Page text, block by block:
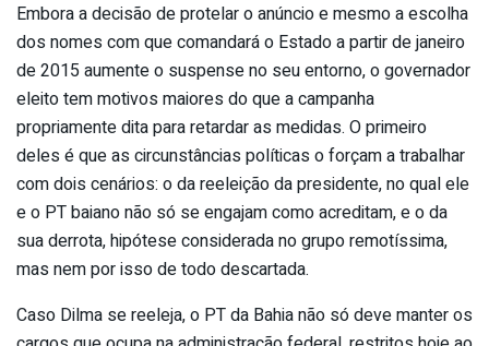
Embora a decisão de protelar o anúncio e mesmo a escolha
dos nomes com que comandará o Estado a partir de janeiro
de 2015 aumente o suspense no seu entorno, o governador
eleito tem motivos maiores do que a campanha
propriamente dita para retardar as medidas. O primeiro
deles é que as circunstâncias políticas o forçam a trabalhar
com dois cenários: o da reeleição da presidente, no qual ele
e o PT baiano não só se engajam como acreditam, e o da
sua derrota, hipótese considerada no grupo remotíssima,
mas nem por isso de todo descartada.
Caso Dilma se reeleja, o PT da Bahia não só deve manter os